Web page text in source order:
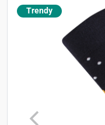
Trendy